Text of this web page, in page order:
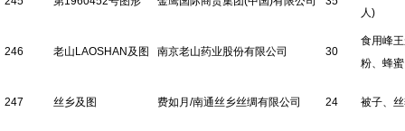
人)
246 老山LAOSHAN及图 南京老山药业股份有限公司 30
食用峰
粉、蜂蜜
247 丝乡及图 费如月/南通丝乡丝绸有限公司 24 被子、